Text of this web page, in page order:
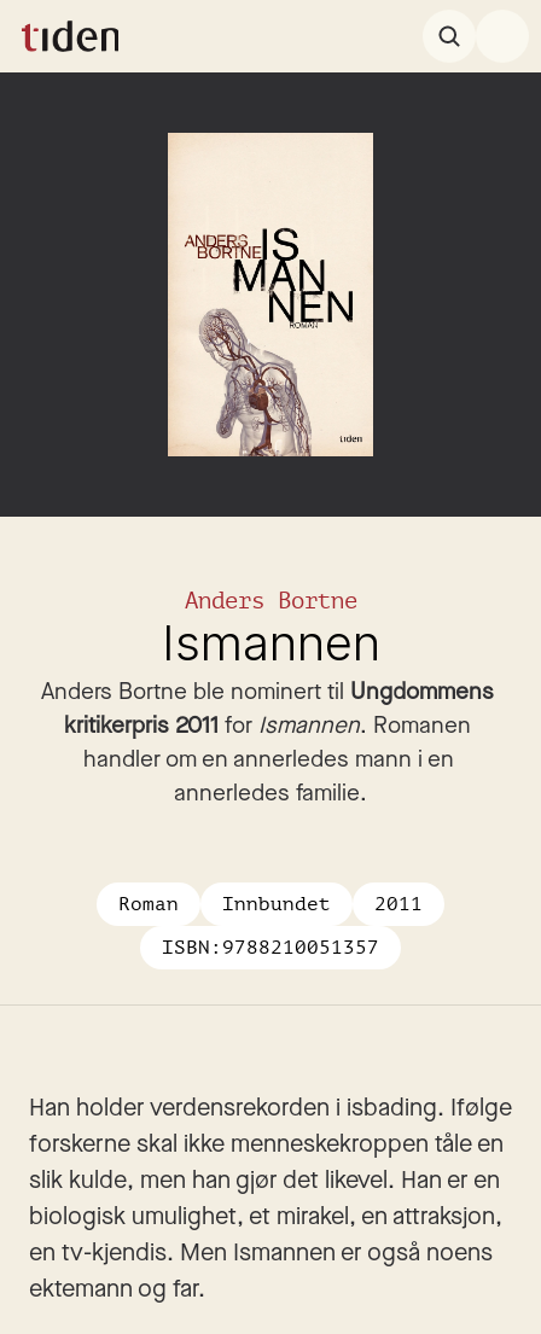
Anders Bortne
Ismannen
Anders Bortne ble nominert til Ungdommens
kritikerpris 2011 for Ismannen. Romanen
handler om en annerledes mann i en
annerledes familie.
Roman Innbundet
2011
ISBN: 9788210051357
Han holder verdensrekorden i isbading. Ifølge
forskerne skal ikke menneskekroppen tåle en
slik kulde, men han gjør det likevel. Han er en
biologisk umulighet, et mirakel, en attraksjon,
en tv-kjendis. Men Ismannen er også noens
ektemann og far.